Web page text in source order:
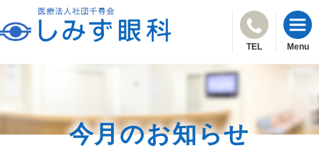
TEL Menu
今月のお知らせ